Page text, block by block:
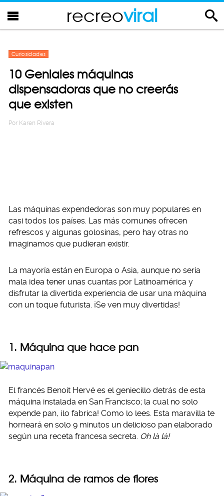
recreoviral
Curiosidades
10 Geniales máquinas
dispensadoras que no creerás
que existen
Por Karen Rivera
Las máquinas expendedoras son muy populares en
casi todos los países. Las más comunes ofrecen
refrescos y algunas golosinas, pero hay otras no
imaginamos que pudieran existir.
La mayoría están en Europa o Asia, aunque no sería
mala idea tener unas cuantas por Latinoamérica y
disfrutar la divertida experiencia de usar una máquina
con un toque futurista. ¡Se ven muy divertidas!
1. Máquina que hace pan
El francés Benoit Hervé es el geniecillo detrás de esta
máquina instalada en San Francisco; la cual no solo
expende pan, ¡lo fabrica! Como lo lees. Esta maravilla te
horneará en solo 9 minutos un delicioso pan elaborado
según una receta francesa secreta. Oh là là!
2. Máquina de ramos de flores